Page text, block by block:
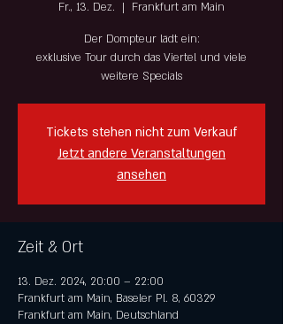
Fr., 13. Dez.
  |
Frankfurt am Main
Der Dompteur lädt ein:
exklusive Tour durch das Viertel und viele
weitere Specials
Tickets stehen nicht zum Verkauf
Jetzt andere Veranstaltungen
ansehen
Zeit & Ort
13. Dez. 2024, 20:00 – 22:00
Frankfurt am Main, Baseler Pl. 8, 60329
Frankfurt am Main, Deutschland